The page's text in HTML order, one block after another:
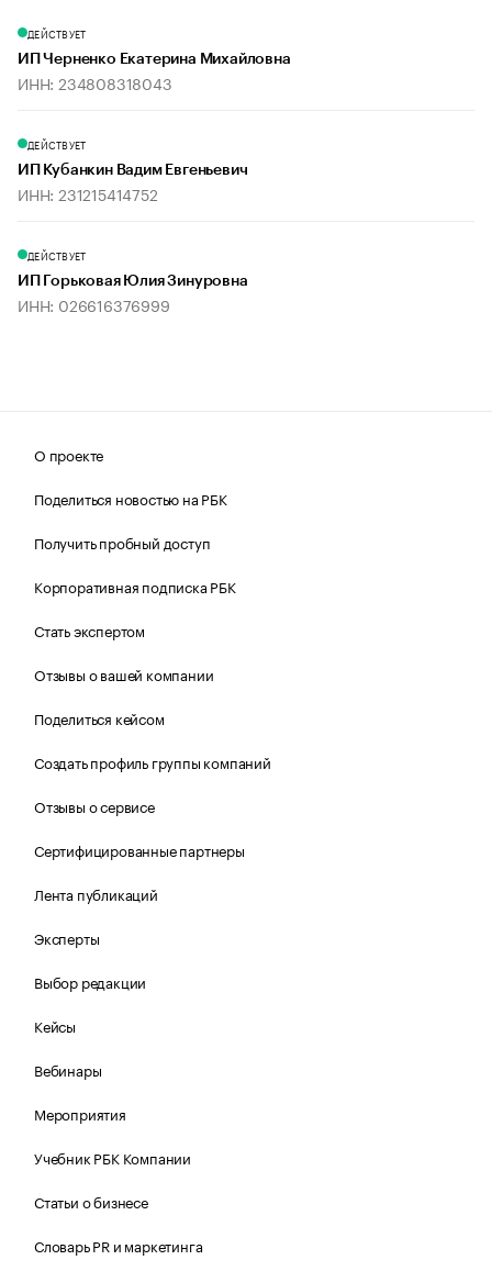
ДЕЙСТВУЕТ
ИП Черненко Екатерина Михайловна
ИНН: 234808318043
ДЕЙСТВУЕТ
ИП Кубанкин Вадим Евгеньевич
ИНН: 231215414752
ДЕЙСТВУЕТ
ИП Горьковая Юлия Зинуровна
ИНН: 026616376999
О проекте
Поделиться новостью на РБК
Получить пробный доступ
Корпоративная подписка РБК
Стать экспертом
Отзывы о вашей компании
Поделиться кейсом
Создать профиль группы компаний
Отзывы о сервисе
Сертифицированные партнеры
Лента публикаций
Эксперты
Выбор редакции
Кейсы
Вебинары
Мероприятия
Учебник РБК Компании
Статьи о бизнесе
Словарь PR и маркетинга